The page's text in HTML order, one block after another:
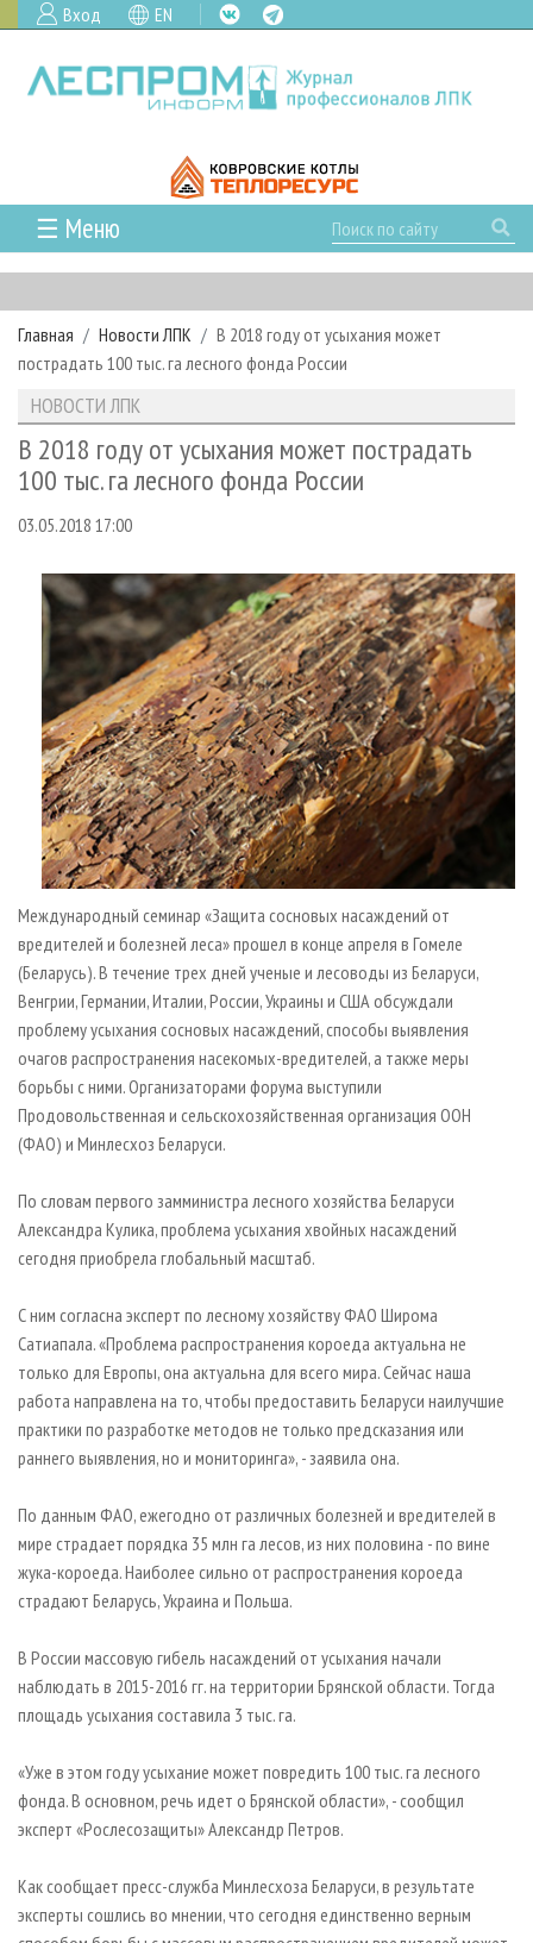
Вход EN
☰ Меню
ГЛАВНАЯ
РУБРИКИ И ТЕМЫ
РУБРИКИ ЖУРНАЛА
ЛЕСОЗАГОТОВКА
ЛЕСОПИЛЕНИЕ
ПРОИЗВОДСТВО ДРЕВЕСНЫХ ПЛИТ
ДЕРЕВЯННОЕ ДОМОСТРОЕНИЕ
ПРОИЗВОДСТВО МЕБЕЛИ
БИОЭНЕРГЕТИКА
ЦБП
ИНСТРУМЕНТ И МАТЕРИАЛЫ
НОВОСТИ
НОВОСТИ ЛПК
НОВОСТИ ЖУРНАЛА
ПРОЕКТЫ ЛПИ
АНАЛИТИКА
ПРЕДПРИЯТИЯ ЛПК
МОБИЛЬНЫЕ ВЫСТАВКИ
ОФИЦИАЛЬНЫЕ ДЕЛЕГАЦИИ
ПРИОРИТЕТНЫЕ ИНВЕСТПРОЕКТЫ
RUSSIAN FORESTRY REVIEW
ГАЗЕТА ЛЕСПРОМФОРУМ
БИБЛИОТЕКА СПЕЦИАЛИСТА
АРХИВ
АРХИВ ЖУРНАЛОВ
О ЖУРНАЛЕ
ПОДПИСКА
РЕКЛАМОДАТЕЛЯМ
РЕКЛАМА НА САЙТЕ
Главная Новости ЛПК
В 2018 году от усыхания может
пострадать 100 тыс. га лесного фонда России
НОВОСТИ ЛПК
В 2018 году от усыхания может пострадать
100 тыс. га лесного фонда России
03.05.2018 17:00
Международный семинар «Защита сосновых насаждений от
вредителей и болезней леса» прошел в конце апреля в Гомеле
(Беларусь). В течение трех дней ученые и лесоводы из Беларуси,
Венгрии, Германии, Италии, России, Украины и США обсуждали
проблему усыхания сосновых насаждений, способы выявления
очагов распространения насекомых-вредителей, а также меры
борьбы с ними. Организаторами форума выступили
Продовольственная и сельскохозяйственная организация ООН
(ФАО) и Минлесхоз Беларуси.
По словам первого замминистра лесного хозяйства Беларуси
Александра Кулика, проблема усыхания хвойных насаждений
сегодня приобрела глобальный масштаб.
С ним согласна эксперт по лесному хозяйству ФАО Широма
Сатиапала. «Проблема распространения короеда актуальна не
только для Европы, она актуальна для всего мира. Сейчас наша
работа направлена на то, чтобы предоставить Беларуси наилучшие
практики по разработке методов не только предсказания или
раннего выявления, но и мониторинга», - заявила она.
По данным ФАО, ежегодно от различных болезней и вредителей в
мире страдает порядка 35 млн га лесов, из них половина - по вине
жука-короеда. Наиболее сильно от распространения короеда
страдают Беларусь, Украина и Польша.
В России массовую гибель насаждений от усыхания начали
наблюдать в 2015-2016 гг. на территории Брянской области. Тогда
площадь усыхания составила 3 тыс. га.
«Уже в этом году усыхание может повредить 100 тыс. га лесного
фонда. В основном, речь идет о Брянской области», - сообщил
эксперт «Рослесозащиты» Александр Петров.
Как сообщает пресс-служба Минлесхоза Беларуси, в результате
эксперты сошлись во мнении, что сегодня единственно верным